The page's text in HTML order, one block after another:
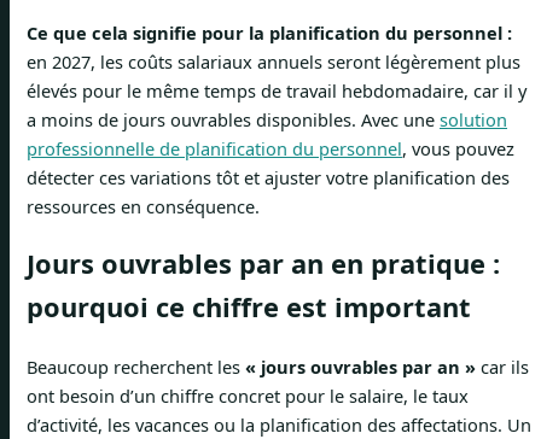
Ce que cela signifie pour la planification du personnel :
en 2027, les coûts salariaux annuels seront légèrement plus
élevés pour le même temps de travail hebdomadaire, car il y
a moins de jours ouvrables disponibles. Avec une solution
professionnelle de planification du personnel, vous pouvez
détecter ces variations tôt et ajuster votre planification des
ressources en conséquence.
Jours ouvrables par an en pratique :
pourquoi ce chiffre est important
Beaucoup recherchent les « jours ouvrables par an » car ils
ont besoin d’un chiffre concret pour le salaire, le taux
d’activité, les vacances ou la planification des affectations. Un